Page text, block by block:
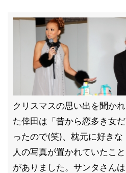
クリスマスの思い出を聞かれ
た倖田は「昔から恋多き女だ
ったので(笑)、枕元に好きな
人の写真が置かれていたこと
がありました。サンタさんは